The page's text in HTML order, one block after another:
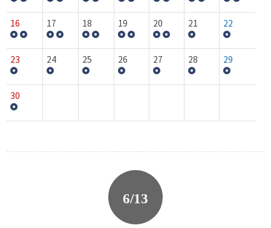
16 17 18 19 20 21 22
23 24 25 26 27 28 29
30
6/13